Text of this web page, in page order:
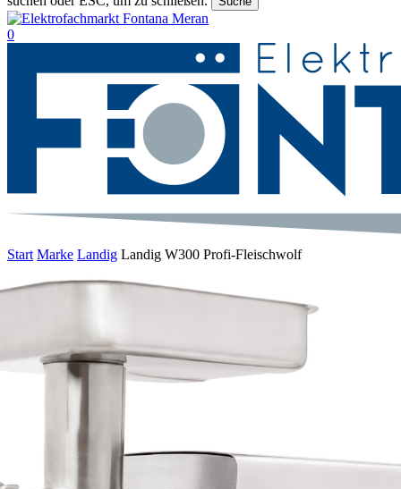
Suche
beenden
suche
0
Start Marke Landig Landig W300 Profi-Fleischwolf